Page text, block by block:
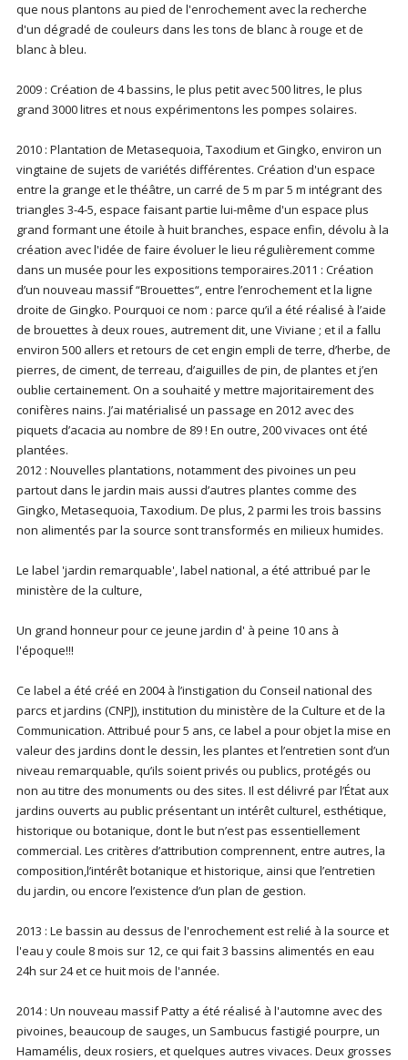
que nous plantons au pied de l'enrochement avec la recherche
d'un dégradé de couleurs dans les tons de blanc à rouge et de
blanc à bleu.
2009 : Création de 4 bassins, le plus petit avec 500 litres, le plus
grand 3000 litres et nous expérimentons les pompes solaires.
2010 : Plantation de Metasequoia, Taxodium et Gingko, environ un
vingtaine de sujets de variétés différentes. Création d'un espace
entre la grange et le théâtre, un carré de 5 m par 5 m intégrant des
triangles 3-4-5, espace faisant partie lui-même d'un espace plus
grand formant une étoile à huit branches, espace enfin, dévolu à la
création avec l'idée de faire évoluer le lieu régulièrement comme
dans un musée pour les expositions temporaires.2011 : Création
d’un nouveau massif “Brouettes“, entre l’enrochement et la ligne
droite de Gingko. Pourquoi ce nom : parce qu’il a été réalisé à l’aide
de brouettes à deux roues, autrement dit, une Viviane ; et il a fallu
environ 500 allers et retours de cet engin empli de terre, d’herbe, de
pierres, de ciment, de terreau, d’aiguilles de pin, de plantes et j’en
oublie certainement. On a souhaité y mettre majoritairement des
conifères nains. J’ai matérialisé un passage en 2012 avec des
piquets d’acacia au nombre de 89 ! En outre, 200 vivaces ont été
plantées.
2012 : Nouvelles plantations, notamment des pivoines un peu
partout dans le jardin mais aussi d’autres plantes comme des
Gingko, Metasequoia, Taxodium. De plus, 2 parmi les trois bassins
non alimentés par la source sont transformés en milieux humides.
Le label 'jardin remarquable', label national, a été attribué par le
ministère de la culture,
Un grand honneur pour ce jeune jardin d' à peine 10 ans à
l'époque!!!
Ce label a été créé en 2004 à l’instigation du Conseil national des
parcs et jardins (CNPJ), institution du ministère de la Culture et de la
Communication. Attribué pour 5 ans, ce label a pour objet la mise en
valeur des jardins dont le dessin, les plantes et l’entretien sont d’un
niveau remarquable, qu’ils soient privés ou publics, protégés ou
non au titre des monuments ou des sites. Il est délivré par l’État aux
jardins ouverts au public présentant un intérêt culturel, esthétique,
historique ou botanique, dont le but n’est pas essentiellement
commercial. Les critères d’attribution comprennent, entre autres, la
composition,l’intérêt botanique et historique, ainsi que l’entretien
du jardin, ou encore l’existence d’un plan de gestion.
2013 : Le bassin au dessus de l'enrochement est relié à la source et
l'eau y coule 8 mois sur 12, ce qui fait 3 bassins alimentés en eau
24h sur 24 et ce huit mois de l'année.
2014 : Un nouveau massif Patty a été réalisé à l'automne avec des
pivoines, beaucoup de sauges, un Sambucus fastigié pourpre, un
Hamamélis, deux rosiers, et quelques autres vivaces. Deux grosses